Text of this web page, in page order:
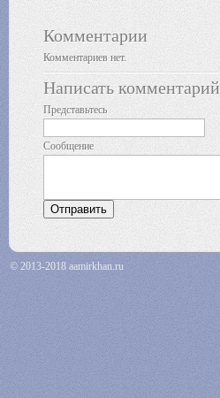
Комментарии
Комментариев нет.
Написать комментарий
Представьтесь
Сообщение
© 2013-2018 aamirkhan.ru